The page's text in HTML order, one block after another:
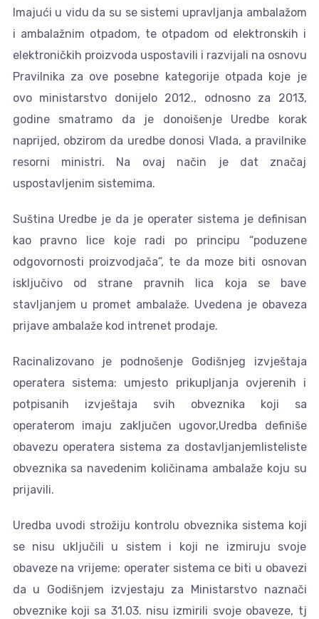
Imajući u vidu da su se sistemi upravljanja ambalažom
i ambalažnim otpadom, te otpadom od elektronskih i
elektroničkih proizvoda uspostavili i razvijali na osnovu
Pravilnika za ove posebne kategorije otpada koje je
ovo ministarstvo donijelo 2012., odnosno za 2013,
godine smatramo da je donoišenje Uredbe korak
naprijed, obzirom da uredbe donosi Vlada, a pravilnike
resorni ministri. Na ovaj način je dat značaj
uspostavljenim sistemima.
Suština Uredbe je da je operater sistema je definisan
kao pravno lice koje radi po principu “poduzene
odgovornosti proizvodjača”, te da moze biti osnovan
isključivo od strane pravnih lica koja se bave
stavljanjem u promet ambalaže. Uvedena je obaveza
prijave ambalaže kod intrenet prodaje.
Racinalizovano je podnošenje Godišnjeg izvještaja
operatera sistema: umjesto prikupljanja ovjerenih i
potpisanih izvještaja svih obveznika koji sa
operaterom imaju zaključen ugovor,Uredba definiše
obavezu operatera sistema za dostavljanjemlisteliste
obveznika sa navedenim količinama ambalaže koju su
prijavili.
Uredba uvodi strožiju kontrolu obveznika sistema koji
se nisu uključili u sistem i koji ne izmiruju svoje
obaveze na vrijeme: operater sistema ce biti u obavezi
da u Godišnjem izvjestaju za Ministarstvo naznači
obveznike koji sa 31.03. nisu izmirili svoje obaveze, tj